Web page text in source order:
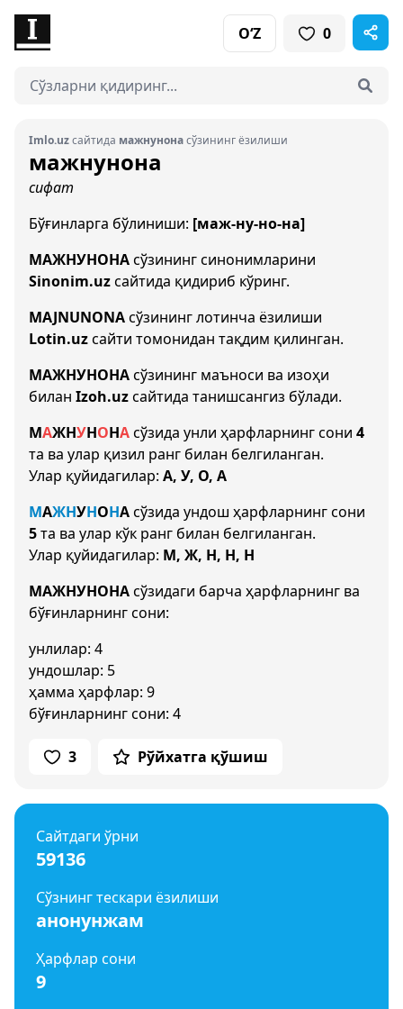
O‘Z 0
Imlo.uzсайтида мажнунонасўзининг ёзилиши
мажнунона
сифат
Бўғинларга бўлиниши: [маж-ну-но-на]
МАЖНУНОНАсўзининг синонимларини
Sinonim.uzсайтида қидириб кўринг.
MAJNUNONAсўзининг лотинча ёзилиши
Lotin.uzсайти томонидан тақдим қилинган.
МАЖНУНОНАсўзининг маъноси ва изоҳи
билан Izoh.uzсайтида танишсангиз бўлади.
МАЖНУНОНАсўзида унли ҳарфларнинг сони 4
та ва улар қизил ранг билан белгиланган.
Улар қуйидагилар: А, У, О, А
МАЖНУНОНАсўзида ундош ҳарфларнинг сони
5та ва улар кўк ранг билан белгиланган.
Улар қуйидагилар: М, Ж, Н, Н, Н
МАЖНУНОНАсўзидаги барча ҳарфларнинг ва
бўғинларнинг сони:
унлилар: 4
ундошлар: 5
ҳамма ҳарфлар: 9
бўғинларнинг сони: 4
3 Рўйхатга қўшиш
Сайтдаги ўрни
59136
Сўзнинг тескари ёзилиши
анонунжам
Ҳарфлар сони
9